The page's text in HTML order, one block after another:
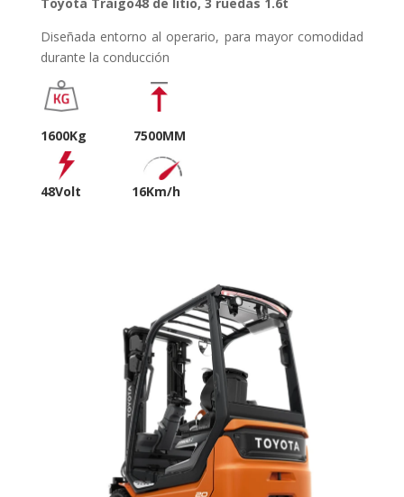
Diseñada entorno al operario, para mayor comodidad
durante la conducción
1600Kg 7500MM
48Volt 16Km/h